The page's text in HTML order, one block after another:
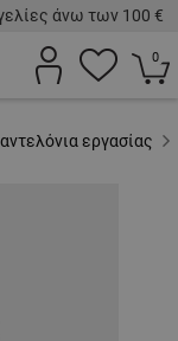
άνω των 100 €
0
εργασίας